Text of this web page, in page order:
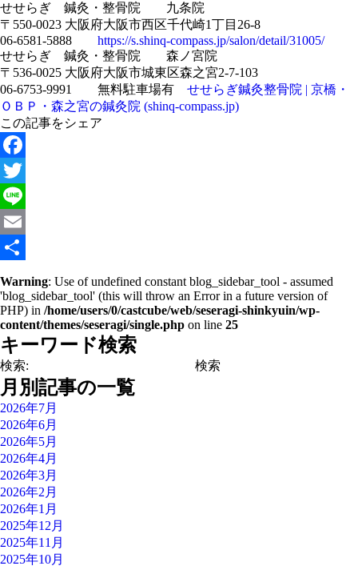
せせらぎ 鍼灸・整骨院 九条院
〒550-0023 大阪府大阪市西区千代崎1丁目26-8
06-6581-5888 https://s.shinq-compass.jp/salon/detail/31005/
せせらぎ 鍼灸・整骨院 森ノ宮院
〒536-0025 大阪府大阪市城東区森之宮2-7-103
06-6753-9991 無料駐車場有 せせらぎ鍼灸整骨院 | 京橋・
ＯＢＰ・森之宮の鍼灸院 (shinq-compass.jp)
この記事をシェア
Facebook
Twitter
Line
Email
有
Warning: Use of undefined constant blog_sidebar_tool - assumed
'blog_sidebar_tool' (this will throw an Error in a future version of
PHP) in /home/users/0/castcube/web/seseragi-shinkyuin/wp-
content/themes/seseragi/single.php on line 25
キーワード検索
検索:
月別記事の一覧
2026年7月
2026年6月
2026年5月
2026年4月
2026年3月
2026年2月
2026年1月
2025年12月
2025年11月
2025年10月